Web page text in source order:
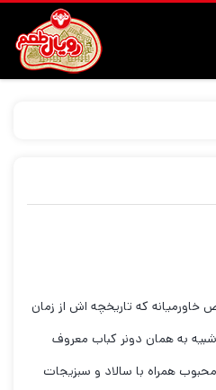
که تاریخچه اش از زمان
به همان دونر کباب معروف
همراه با سالاد و سبزیجات